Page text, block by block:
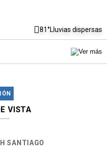
81°Lluvias dispersas
VISTA
SANTIAGO